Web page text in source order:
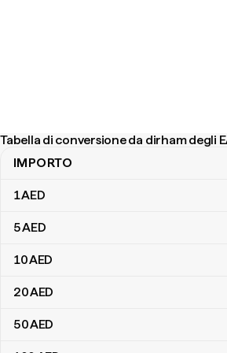
Tabella di conversione da dirham degli
Tabella di conversione da dirham degli
IMPORTO
1AED
5AED
10AED
20AED
50AED